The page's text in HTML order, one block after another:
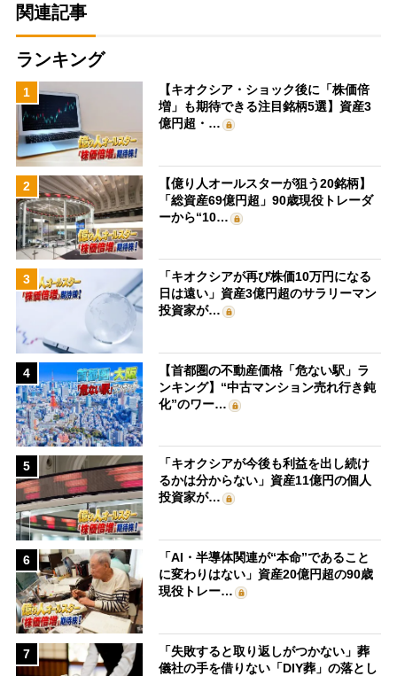
関連記事
ランキング
1
【キオクシア・ショック後に「株価倍
増」も期待できる注目銘柄5選】資産3
億円超・…
2
【億り人オールスターが狙う20銘柄】
「総資産69億円超」90歳現役トレーダ
ーから“10…
3
「キオクシアが再び株価10万円になる
日は遠い」資産3億円超のサラリーマン
投資家が…
4
【首都圏の不動産価格「危ない駅」ラ
ンキング】“中古マンション売れ行き鈍
化”のワー…
5
「キオクシアが今後も利益を出し続け
るかは分からない」資産11億円の個人
投資家が…
6
「AI・半導体関連が“本命”であること
に変わりはない」資産20億円超の90歳
現役トレー…
7
「失敗すると取り返しがつかない」葬
儀社の手を借りない「DIY葬」の落とし